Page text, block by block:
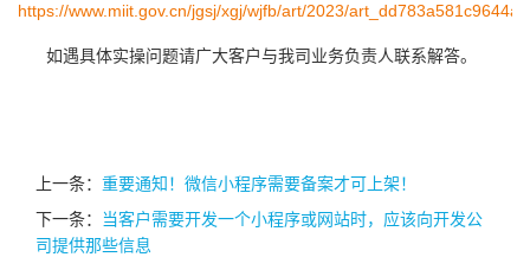
https://www.miit.gov.cn/jgsj/xgj/wjfb/art/2023/
如遇具体实操问题请广大客户与我司业务负责人联系解答。
上一条： 重要通知！微信小程序需要备案才可上架！
下一条： 当客户需要开发一个小程序或网站时，应该向开发公
司提供那些信息